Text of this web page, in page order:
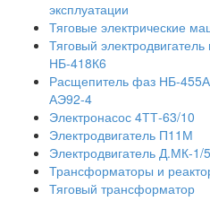
эксплуатации
Тяговые электрические
Тяговый
НБ-418К6
Расщепитель фаз НБ-
АЭ92-4
Электронасос 4ТТ-63/10
Электродвигатель П11М
Электродвигатель Д.МК-1/
Трансформаторы и
Тяговый трансформатор